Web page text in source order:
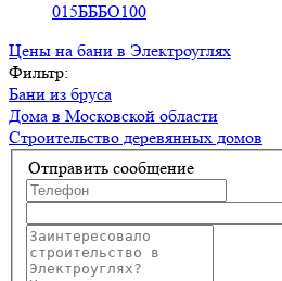
015БББО100
Цены на бани в Электроуглях
Фильтр:
Бани из бруса
Дома в Московской области
Строительство деревянных домов
Отправить сообщение